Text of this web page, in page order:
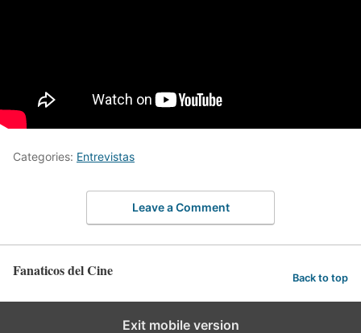
Categories: Entrevistas
Leave a Comment
Fanaticos del Cine Back to top
Exit mobile version